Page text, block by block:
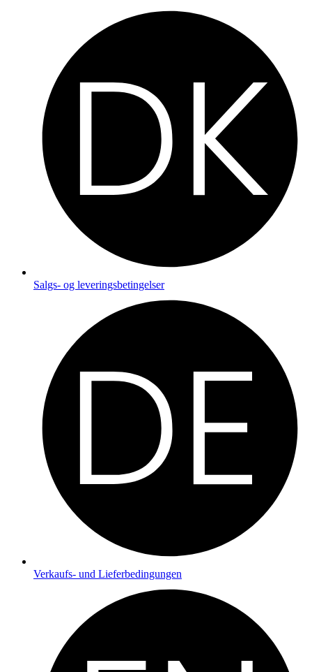
Salgs- og leveringsbetingelser
Verkaufs- und Lieferbedingungen